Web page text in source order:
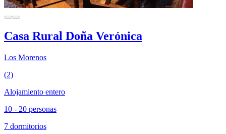
Casa Rural Doña Verónica
Los Morenos
(2)
Alojamiento entero
10 - 20 personas
7 dormitorios